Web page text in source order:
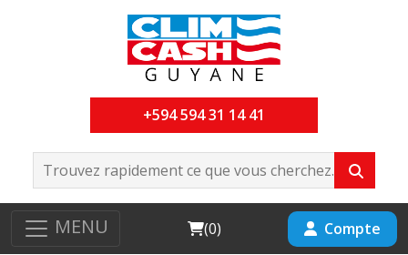
+594 594 31 14 41
MENU Cart
(0) Compte